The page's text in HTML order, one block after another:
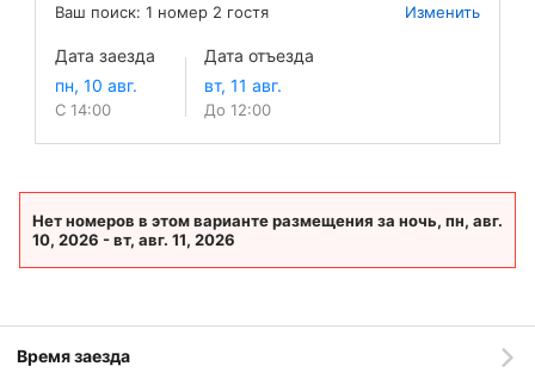
Ваш поиск: 1 номер 2 гостя Изменить
Дата заезда
С 14:00
Дата отъезда
До 12:00
Нет номеров в этом варианте размещения за ночь, пн, авг.
10, 2026 - вт, авг. 11, 2026
Время заезда